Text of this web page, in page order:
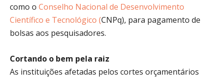
como o Conselho Nacional de Desenvolvimento
Científico e Tecnológico (CNPq), para pagamento de
bolsas aos pesquisadores.
Cortando o bem pela raiz
As instituições afetadas pelos cortes orçamentários